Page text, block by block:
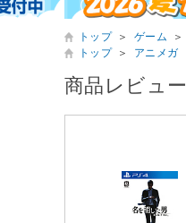
トップ ＞ ゲーム ＞
トップ
＞ アニメガ
商品レビュー